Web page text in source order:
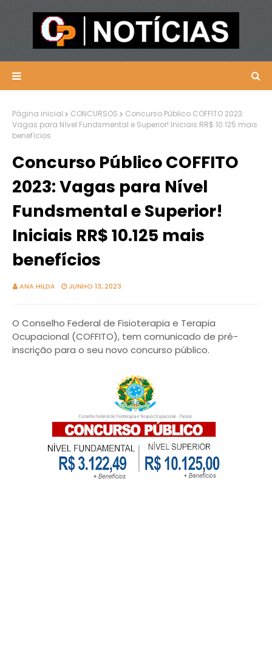
Página inicial CONCURSOS
Concurso Público COFFITO 2023:
Vagas para Nível Fundsmental e Superior! Iniciais RR$ 10.125 mais
benefícios
Concurso Público COFFITO
2023: Vagas para Nível
Fundsmental e Superior!
Iniciais RR$ 10.125 mais
benefícios
ANA HILDA JUNHO 13, 2023
O Conselho Federal de Fisioterapia e Terapia
Ocupacional (COFFITO), tem comunicado de pré-
inscrição para o seu novo concurso público.